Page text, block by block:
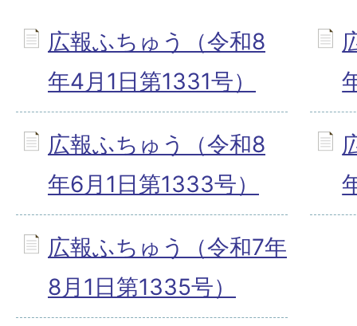
広報ふちゅう（令和8
年4月1日第1331号）
広報ふちゅう（令和8
年6月1日第1333号）
広報ふちゅう（令和7年
8月1日第1335号）